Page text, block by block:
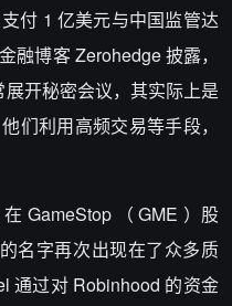
付 1 亿美元与中国监管达
融博客 Zerohedge 披露，
开秘密会议，其实际上是
们利用高频交易等手段，
GameStop （ GME ）股
名字再次出现在了众多质
通过对 Robinhood 的资金